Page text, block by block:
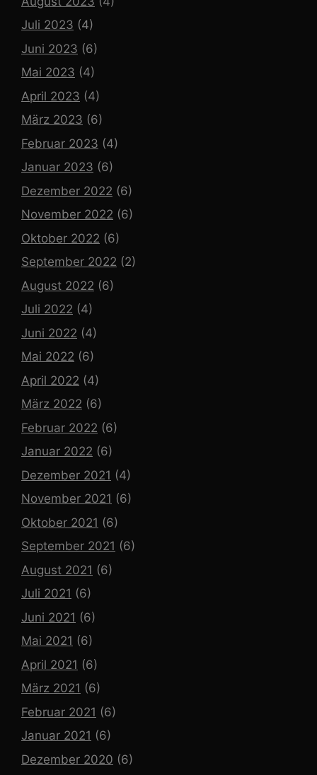
Juli 2023 (4)
Juni 2023 (6)
Mai 2023 (4)
April 2023 (4)
März 2023 (6)
Februar 2023 (4)
Januar 2023 (6)
Dezember 2022 (6)
November 2022 (6)
Oktober 2022 (6)
September 2022 (2)
August 2022 (6)
Juli 2022 (4)
Juni 2022 (4)
Mai 2022 (6)
April 2022 (4)
März 2022 (6)
Februar 2022 (6)
Januar 2022 (6)
Dezember 2021 (4)
November 2021 (6)
Oktober 2021 (6)
September 2021 (6)
August 2021 (6)
Juli 2021 (6)
Juni 2021 (6)
Mai 2021 (6)
April 2021 (6)
März 2021 (6)
Februar 2021 (6)
Januar 2021 (6)
Dezember 2020 (6)